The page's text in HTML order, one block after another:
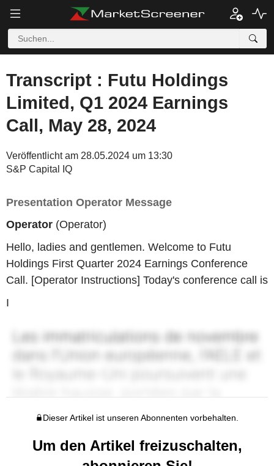
Transcript : Futu Holdings
Limited, Q1 2024 Earnings
Call, May 28, 2024
Veröffentlicht am 28.05.2024 um 13:30
S&P Capital IQ
Presentation Operator Message
Operator (Operator)
Hello, ladies and gentlemen. Welcome to Futu
Holdings First Quarter 2024 Earnings Conference
Call. [Operator Instructions] Today's conference call is
I
Dieser Artikel ist unseren Abonnenten vorbehalten.
Um den Artikel freizuschalten,